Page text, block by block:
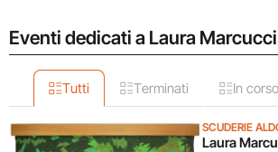
Eventi dedicati a Laura
Tutti Terminati In corso
SCUDERIE
Laura